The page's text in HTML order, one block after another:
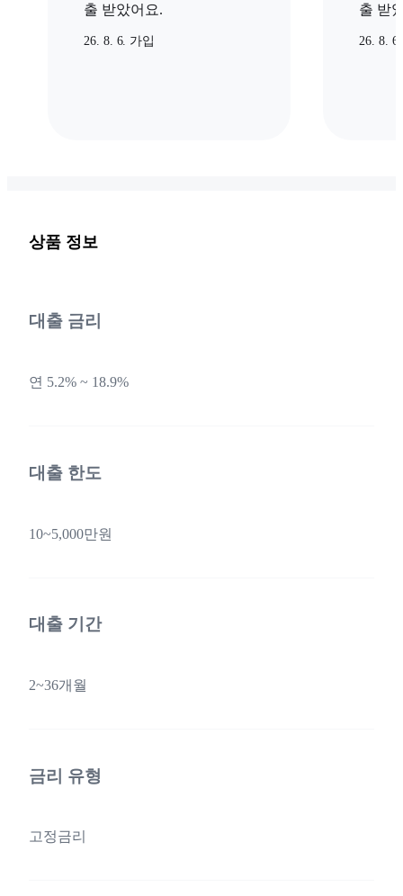
출 받았어요.
26. 8. 6. 가입
출 받
26. 8.
상품 정보
대출 금리
연 5.2% ~ 18.9%
대출 한도
10~5,000만원
대출 기간
2~36개월
금리 유형
고정금리